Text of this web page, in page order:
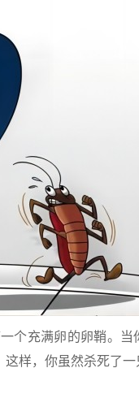
充满卵的卵鞘。当
样，你虽然杀死了